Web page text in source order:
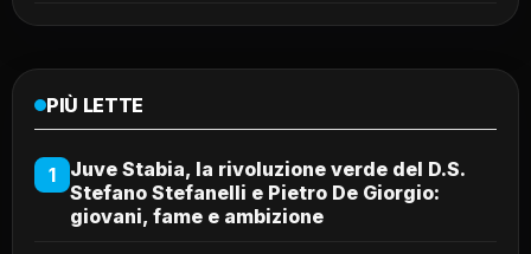
PIÙ LETTE
1
Juve Stabia, la rivoluzione verde del D.S.
Stefano Stefanelli e Pietro De Giorgio:
giovani, fame e ambizione